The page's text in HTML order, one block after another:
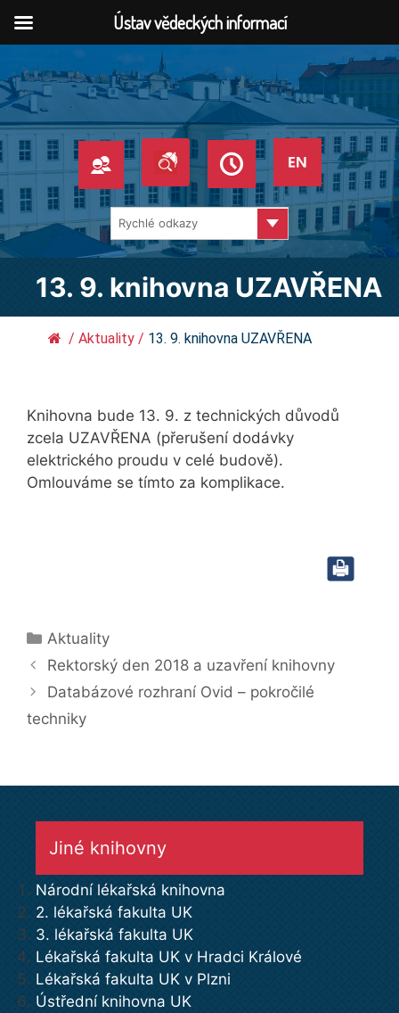
na
obsah
13. 9. knihovna UZAVŘENA
/ Aktuality / 13. 9. knihovna UZAVŘENA
Knihovna bude 13. 9. z technických důvodů
zcela UZAVŘENA (přerušení dodávky
elektrického proudu v celé budově).
Omlouváme se tímto za komplikace.
Rubriky
Aktuality
Rektorský den 2018 a uzavření knihovny
Databázové rozhraní Ovid – pokročilé
techniky
Jiné knihovny
Národní lékařská knihovna
2. lékařská fakulta UK
3. lékařská fakulta UK
Lékařská fakulta UK v Hradci Králové
Lékařská fakulta UK v Plzni
Ústřední knihovna UK
Ústav vědeckých informací